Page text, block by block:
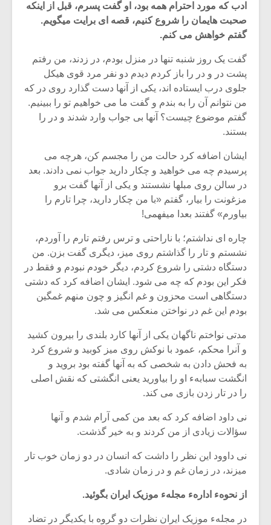
ادب که مورد احترام همه‏ بود، او گفت پسرم، قبل از اینکه
صحبت هایمان را شروع کنیم، قصه ‏ای برایت می‏گویم.
گفتم‏ خواهش می ‏کنم.
گفت یک روز شنبه تنها در منزل بودم، در زدند، من رفتم
پشت در و در را باز کردم دیدم‏ دو نفر مرد قوی هیکل
جلوی درب ایستاده ‏اند، یکی از آنها دست گذارد روی در که
من‏ نتوانم آن را به بندم و گفت ما می‏ خواهیم تو را ببینیم.
گفتم موضوع چیست؟ آنها بی ‏جواب وارد شدند و در را
بستند.
ایشان اضافه کرد حالت من را مجسم کن، هرچه می
‏پرسیدم چه می‏ خواهید و چکار دارید جواب نمی‏ دادند. بعد
در سالن روی مبل‏ها نشستند و یکی از آنها گفت برو
مزغونت را بیار، گفتم «با من چکار دارید، چرا تارم را
بیاورم» گفتند بعدا می‏فهمی!
چاره ‏ای نداشتم؛ با ناراحتی و ترس رفتم تارم را آوردم،
نشستم و تار را گذاشتم روی‏ میز، دیگری گفت بزن. من
دستگاه دشتی را شروع کردم، دیگر خودم نبودم و فقط در
فکر این بودم که چه می‏ شود. ایشان اضافه کرد که دشتی
دستگاهی است محزون و غم ‏انگیز و چون منهم غمگین
بودم این غم در نواختن منعکس می ‏شد.
مدتی نواختم ناگهان یکی از آنها کارد بلندی را بیرون کشید
و آنرا محکم، عمود با نوکش روی میز کوبید و شروع کرد
به فحش ‏دادن به شخصی که به آنها گفته بود بروید و
انگشت سبابهء او را بیاورید یعنی انگشتی که نقش اصلی
را در تار زدن بازی می‏ کند.
نی ‏داود اضافه کرد که بعد من کمی آرام شدم و آنها
سؤالات زیادی از من کردند و به‏ خیر گذشت.
نی‏ داوود این نظر را داشت که انسان در دو زمان خوب تار
می‏زند، در زمان غم‏ و در زمان شادی.
از نحوهء ادارهء مجلهء موزیک ایران بگوئید.
در مجلهء موزیک ایران نظرات دو گروه با یکدیگر در تضاد
میکلوش روژا
یادداشتی بر موسیقی
متن فیلم «متری
شیش و نیم»
اگر نمی توانی
مشهورترین باشی،
بدنام ترین باش
موریس ژار
موسیقی
موسیقی